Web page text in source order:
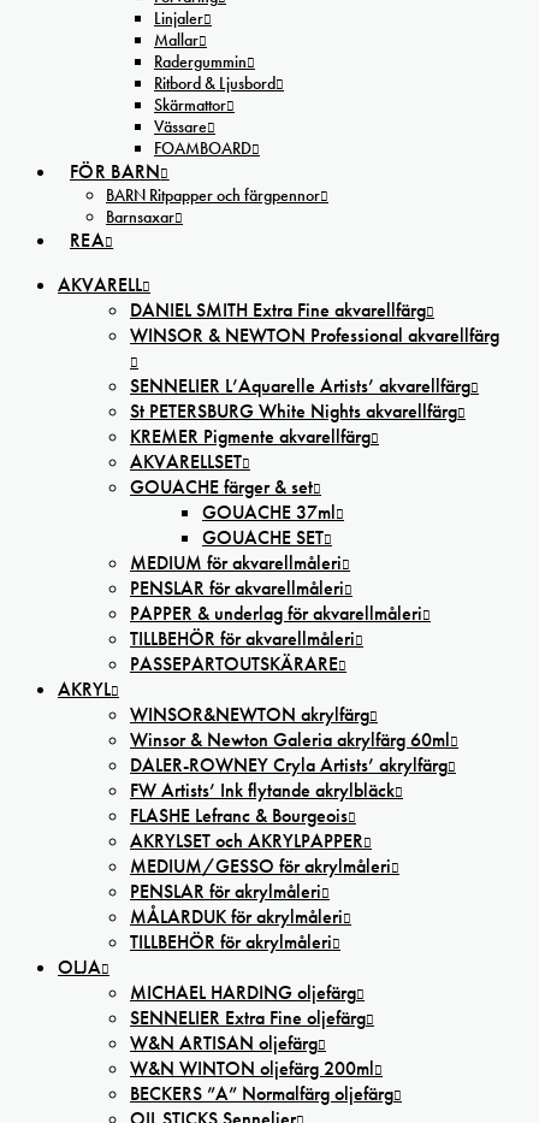
Linjaler
Mallar
Radergummin
Ritbord & Ljusbord
Skärmattor
Vässare
FOAMBOARD
FÖR BARN
BARN Ritpapper och färgpennor
Barnsaxar
REA
AKVARELL
DANIEL SMITH Extra Fine akvarellfärg
WINSOR & NEWTON Professional akvarellfärg
SENNELIER L’Aquarelle Artists’ akvarellfärg
St PETERSBURG White Nights akvarellfärg
KREMER Pigmente akvarellfärg
AKVARELLSET
GOUACHE färger & set
GOUACHE 37ml
GOUACHE SET
MEDIUM för akvarellmåleri
PENSLAR för akvarellmåleri
PAPPER & underlag för akvarellmåleri
TILLBEHÖR för akvarellmåleri
PASSEPARTOUTSKÄRARE
AKRYL
WINSOR&NEWTON akrylfärg
Winsor & Newton Galeria akrylfärg 60ml
DALER-ROWNEY Cryla Artists’ akrylfärg
FW Artists’ Ink flytande akrylbläck
FLASHE Lefranc & Bourgeois
AKRYLSET och AKRYLPAPPER
MEDIUM/GESSO för akrylmåleri
PENSLAR för akrylmåleri
MÅLARDUK för akrylmåleri
TILLBEHÖR för akrylmåleri
OLJA
MICHAEL HARDING oljefärg
SENNELIER Extra Fine oljefärg
W&N ARTISAN oljefärg
W&N WINTON oljefärg 200ml
BECKERS ”A” Normalfärg oljefärg